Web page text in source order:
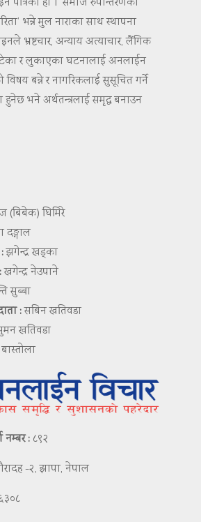
भन्ने मुल नाराका साथ स्थापना
भ्रष्टचार, अन्याय अत्याचार, लैंगिक
र लुकाएका घटनालाई अनलाईन
विषय बन्ने र नागरिकलाई सुसूचित गर्ने
हुनेछ भने अर्थतन्त्रलाई समृद्ध बनाउन
(बिबेक) घिमिरे
दङ्गाल
झगेन्द्र खड्का
खगेन्द्र नेउपाने
सुब्बा
:सबिन खतिवडा
खतिवडा
नम्बर : ८९२
-२, झापा, नेपाल